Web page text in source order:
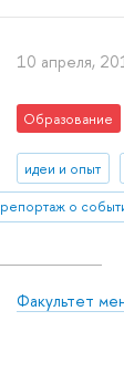
10 апреля,
Образование
идеи и опыт
репортаж о
Факультет